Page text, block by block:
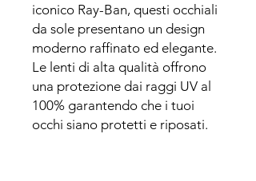
iconico Ray-Ban, questi occhiali
da sole presentano un design
moderno raffinato ed elegante.
Le lenti di alta qualità offrono
una protezione dai raggi UV al
100% garantendo che i tuoi
occhi siano protetti e riposati.